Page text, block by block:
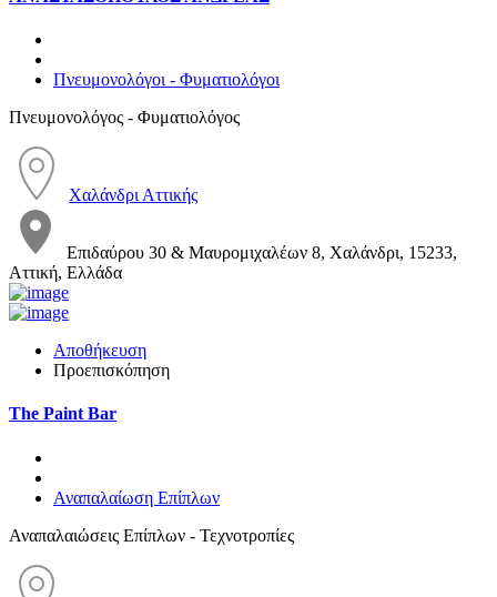
Πνευμονολόγοι - Φυματιολόγοι
Πνευμονολόγος - Φυματιολόγος
Χαλάνδρι Αττικής
Επιδαύρου 30 & Μαυρομιχαλέων 8, Χαλάνδρι, 15233,
Αττική, Ελλάδα
Αποθήκευση
Προεπισκόπηση
The Paint Bar
Αναπαλαίωση Επίπλων
Αναπαλαιώσεις Επίπλων - Τεχνοτροπίες